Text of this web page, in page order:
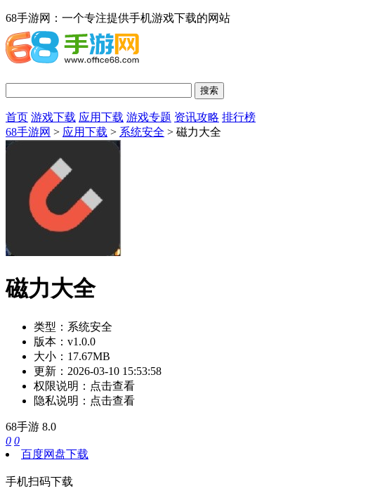
68手游网：一个专注提供手机游戏下载的网站
首页 游戏下载 应用下载 游戏专题 资讯攻略 排行榜
68手游网 > 应用下载 > 系统安全 > 磁力大全
磁力大全
类型： 系统安全
版本： v1.0.0
大小： 17.67MB
更新： 2026-03-10 15:53:58
权限说明： 点击查看
隐私说明： 点击查看
68手游 8.0
0 0
百度网盘下载
手机扫码下载